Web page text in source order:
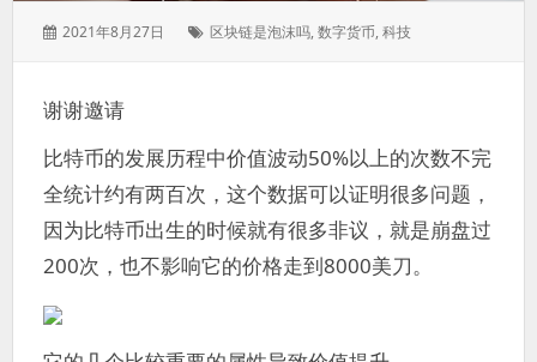
发
2021年8月27日
标
区块链是泡沫吗,数字货币,科技
谢谢邀请
比特币的发展历程中价值波动50%以上的次数不完
全统计约有两百次，这个数据可以证明很多问题，
因为比特币出生的时候就有很多非议，就是崩盘过
200次，也不影响它的价格走到8000美刀。